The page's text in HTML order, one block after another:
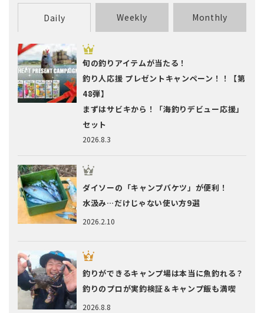
Daily Weekly Monthly
2026.8.3
旬の釣りアイテムが当たる！
釣り人応援 プレゼントキャンペーン！！【第
48弾】
まずはサビキから！「海釣りデビュー応援」
セット
2026.2.10
ダイソーの「キャンプバケツ」が便利！
水汲み…だけじゃない使い方9選
2026.8.8
釣りができるキャンプ場は本当に魚釣れる？
釣りのプロが実釣検証＆キャンプ飯も満喫